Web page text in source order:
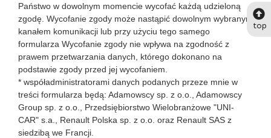
top
Państwo w dowolnym momencie wycofać każdą udzieloną
zgodę. Wycofanie zgody może nastąpić dowolnym wybranym
kanałem komunikacji lub przy użyciu tego samego
formularza Wycofanie zgody nie wpływa na zgodność z
prawem przetwarzania danych, którego dokonano na
podstawie zgody przed jej wycofaniem.
* współadministratorami danych podanych przeze mnie w
treści formularza będą: Adamowscy sp. z o.o., Adamowscy
Group sp. z o.o., Przedsiębiorstwo Wielobranżowe "UNI-
CAR" s.a., Renault Polska sp. z o.o. oraz Renault SAS z
siedzibą we Francji.